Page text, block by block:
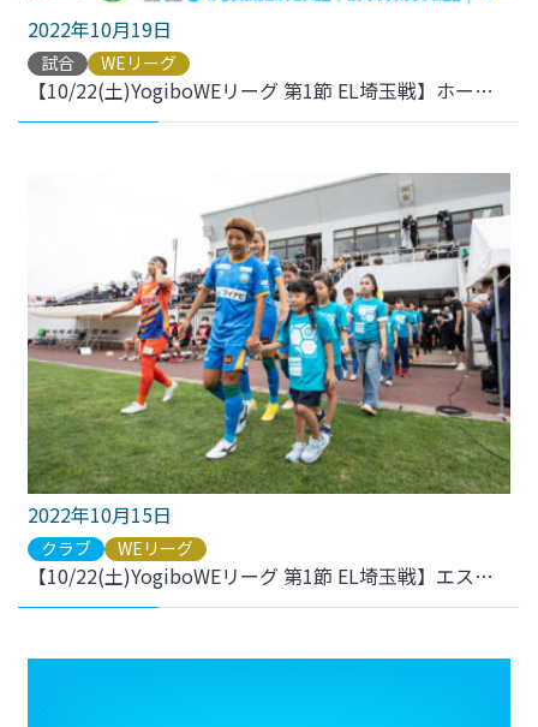
2022年10月19日
試合 WEリーグ
【10/22(土)YogiboWEリーグ 第1節 EL埼玉戦】ホームゲームのご案内
2022年10月15日
クラブ WEリーグ
【10/22(土)YogiboWEリーグ 第1節 EL埼玉戦】エスコートキッズ募集のお知らせ